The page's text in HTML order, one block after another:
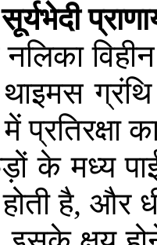
सूर्यभेदी
नलिका विहीन
थाइमस ग्रंथि
में प्रतिरक्षा
के मध्य
होती है, और